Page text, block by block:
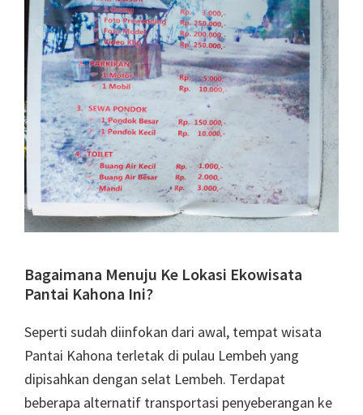
Bagaimana Menuju Ke Lokasi Ekowisata
Pantai Kahona Ini?
Seperti sudah diinfokan dari awal, tempat wisata
Pantai Kahona terletak di pulau Lembeh yang
dipisahkan dengan selat Lembeh. Terdapat
beberapa alternatif transportasi penyeberangan ke